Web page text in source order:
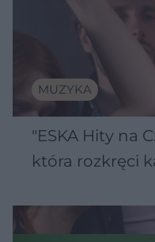
MUZYKA
"ESKA Hity na
która rozkręci